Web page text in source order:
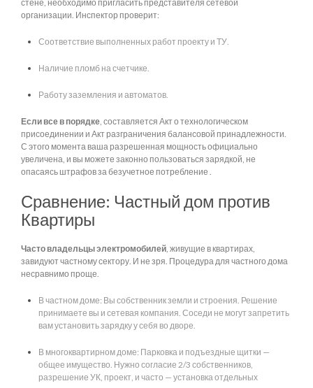
стене, необходимо пригласить представителя сетевой
организации. Инспектор проверит:
Соответствие выполненных работ проекту и ТУ.
Наличие пломб на счетчике.
Работу заземления и автоматов.
Если все в порядке , составляется Акт о технологическом
присоединении и Акт разграничения балансовой принадлежности.
С этого момента ваша разрешенная мощность официально
увеличена, и вы можете законно пользоваться зарядкой, не
опасаясь штрафов за безучетное потребление .
Сравнение: Частный дом против
Квартиры
Часто владельцы электромобилей , живущие в квартирах,
завидуют частному сектору. И не зря. Процедура для частного дома
несравнимо проще.
В частном доме: Вы собственник земли и строения. Решение
принимаете вы и сетевая компания. Соседи не могут запретить
вам установить зарядку у себя во дворе.
В многоквартирном доме: Парковка и подъездные щитки —
общее имущество. Нужно согласие 2/3 собственников,
разрешение УК, проект, и часто — установка отдельных